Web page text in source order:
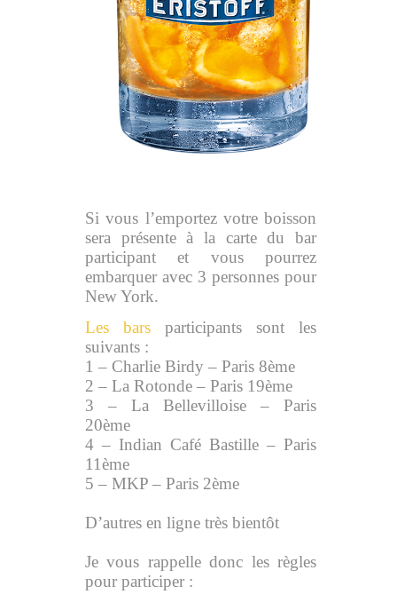
Si vous l’emportez votre boisson
sera présente à la carte du bar
participant et vous pourrez
embarquer avec 3 personnes pour
New York.
Les bars participants sont les
suivants :
1 – Charlie Birdy – Paris 8ème
2 – La Rotonde – Paris 19ème
3 – La Bellevilloise – Paris
20ème
4 – Indian Café Bastille – Paris
11ème
5 – MKP – Paris 2ème
D’autres en ligne très bientôt
Je vous rappelle donc les règles
pour participer :